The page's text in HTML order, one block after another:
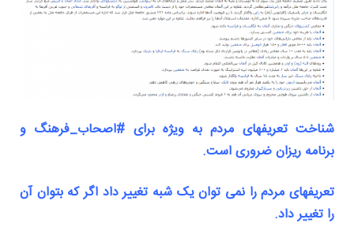
شناخت تعریفهای مردم به ویژه برای #اصحاب_فرهنگ و
برنامه ریزان ضروری است.
تعریفهای مردم را نمی توان یک شبه تغییر داد اگر که بتوان آن
را تغییر داد.